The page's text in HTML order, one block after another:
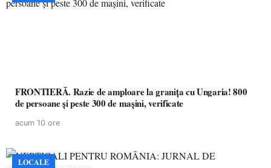
FRONTIERĂ. Razie de amploare la granița cu Ungaria! 800
de persoane și peste 300 de mașini, verificate
acum 10 ore
LOCALE